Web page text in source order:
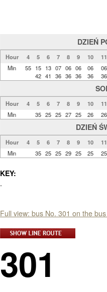
DZIEŃ
Hour 4 5 6 7 8 9 10
11
Min
55 15
42
13
41
07
36
06
36
06
36
06
36
06
36
Hour 4 5 6 7 8 9 10
11
Min
35 25 25 27 25 26 26
DZIEŃ
Hour 4 5 6 7 8 9 10
11
Min
35 25 25 29 25 25 25
KEY:
.
Full view: bus No. 301 on the
301